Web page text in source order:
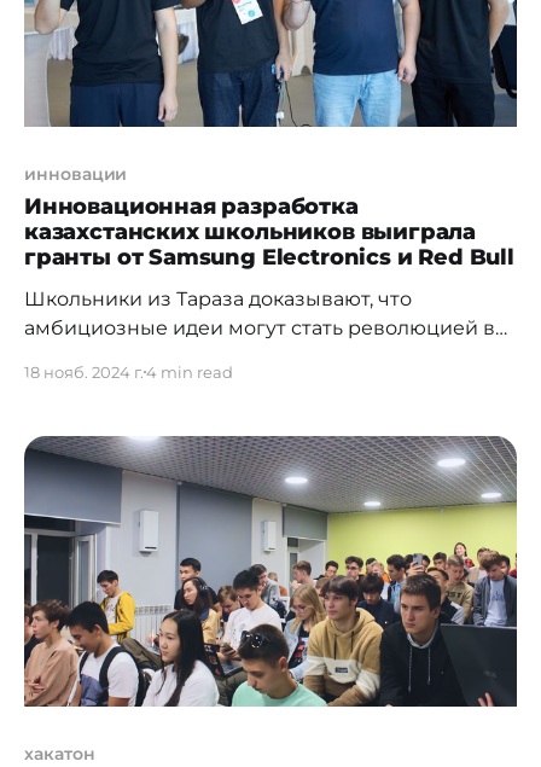
наших исследований поразили многих
участников, подчеркнув инновационный
инновации
Инновационная разработка
казахстанских школьников выиграла
гранты от Samsung Electronics и Red Bull
Школьники из Тараза доказывают, что
амбициозные идеи могут стать революцией в
подростков, собравшаяся на базе школьного
способный помочь парализованному человеку
без особых проблем управлять инвалидным
креслом и пользоваться телефоном или
ноутбуком. Делимся историей
старшеклассника Каната Тажихана, который
воплощает это в реальность
18 нояб. 2024 г.4 min read
хакатон